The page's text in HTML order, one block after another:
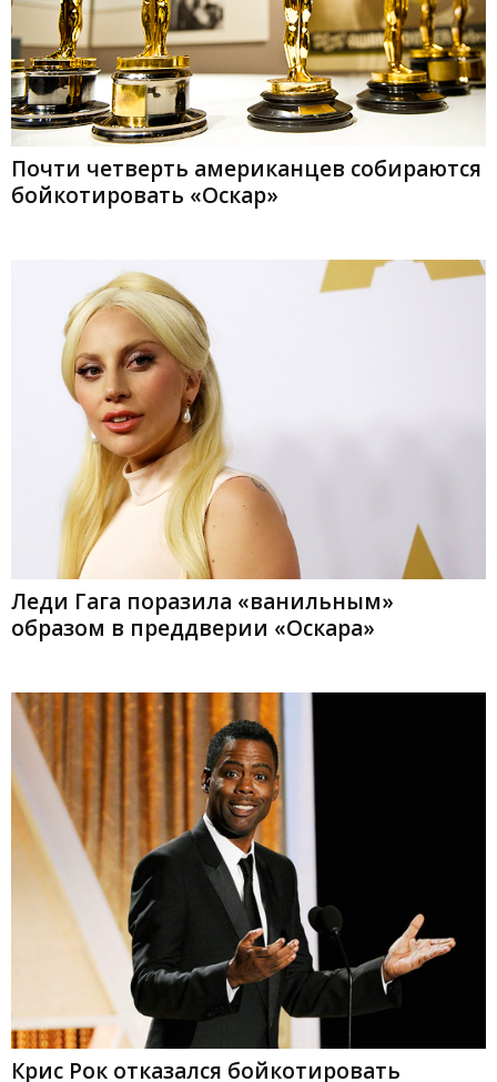
Почти четверть американцев собираются
бойкотировать «Оскар»
Леди Гага поразила «ванильным»
образом в преддверии «Оскара»
Крис Рок отказался бойкотировать